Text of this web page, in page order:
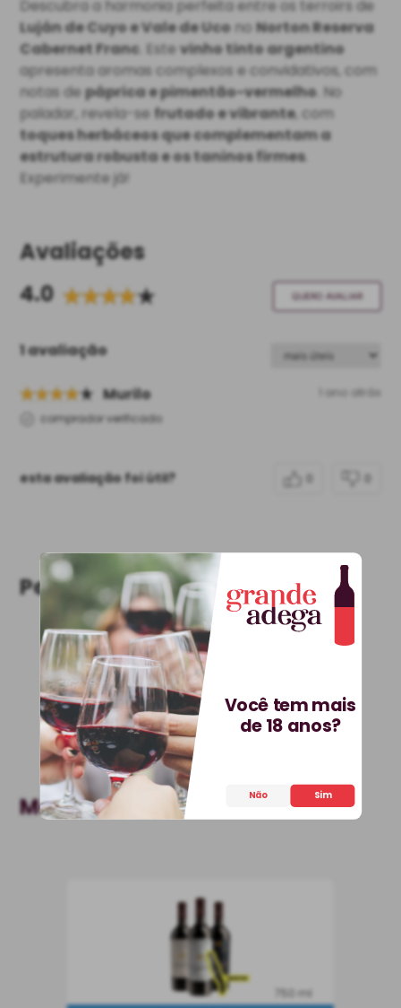
Descubra a harmonia perfeita entre os terroirs de
Luján de Cuyo e Vale de Uco noNorton Reserva
Cabernet Franc . Estevinho tinto argentino
apresenta aromas complexos e convidativos, com
notas depáprica e pimentão-vermelho . No
paladar, revela-sefrutado e vibrante, com
toques herbáceos que complementam a
estrutura robusta e os taninos firmes.
Experimente já!
Avaliações
4.0
QUERO AVALIAR
1 avaliação
Murilo 1 ano atrás
comprador verificado
esta avaliação foi útil?
Perguntas & respostas
Este produto ainda não tem perguntas
SEJA O PRIMEIRO A PERGUNTAR
Mais Vendidos
750 ml
Você tem mais
de 18 anos?
Não Sim